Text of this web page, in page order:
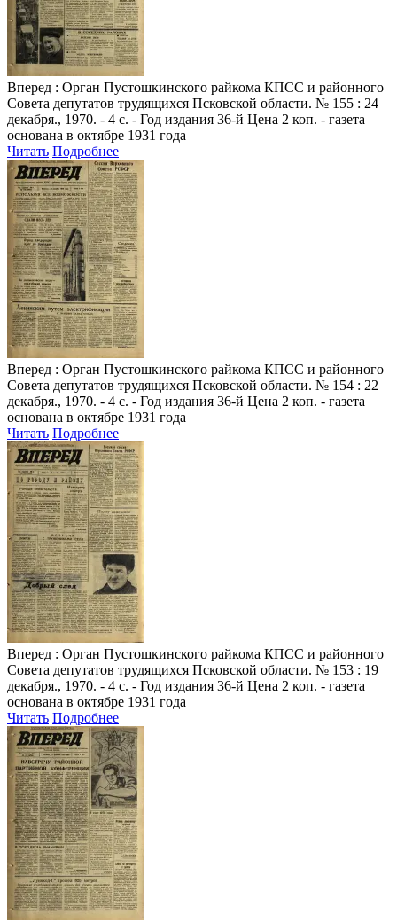
Вперед : Орган Пустошкинского райкома КПСС и районного
Совета депутатов трудящихся Псковской области. № 155 : 24
декабря., 1970. - 4 с. - Год издания 36-й Цена 2 коп. - газета
основана в октябре 1931 года
Читать Подробнее
Вперед : Орган Пустошкинского райкома КПСС и районного
Совета депутатов трудящихся Псковской области. № 154 : 22
декабря., 1970. - 4 с. - Год издания 36-й Цена 2 коп. - газета
основана в октябре 1931 года
Читать Подробнее
Вперед : Орган Пустошкинского райкома КПСС и районного
Совета депутатов трудящихся Псковской области. № 153 : 19
декабря., 1970. - 4 с. - Год издания 36-й Цена 2 коп. - газета
основана в октябре 1931 года
Читать Подробнее